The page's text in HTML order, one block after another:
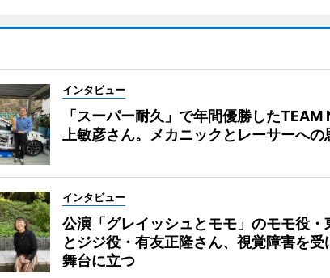
インタビュー
「スーパー耐久」で年間優勝したTEAM
上敏彦さん。メカニックとレーサーへの
インタビュー
公演「グレイッシュとモモ」のモモ役・
とジジ役・有友正隆さん、視覚障害を受
舞台に立つ